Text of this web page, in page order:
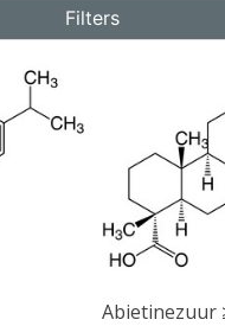
Filters
Abietinezuur